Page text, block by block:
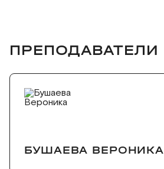
ПРЕПОДАВАТЕЛИ
БУШАЕВА ВЕРОНИКА